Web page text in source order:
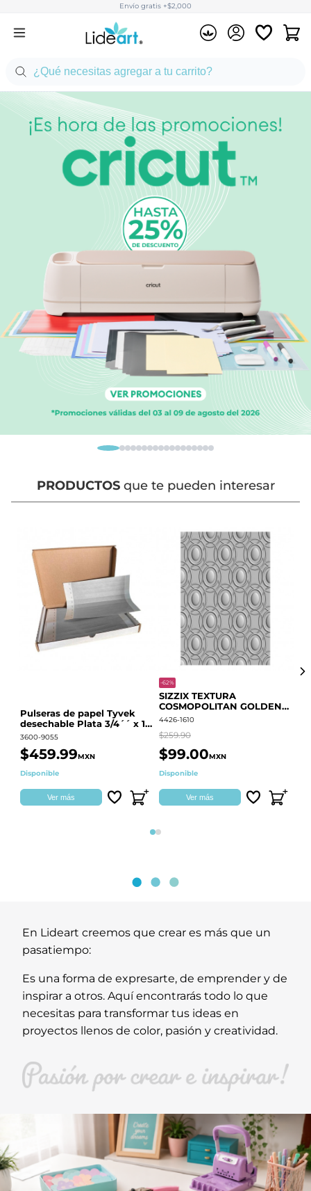
Envío gratis +$2,000
PRODUCTOSque te pueden interesar
Pulseras de papel Tyvek
desechable Plata 3/4´´ x 10
´´
3600-9055
$459.99MXN
Disponible
Ver más
-62%
SIZZIX TEXTURA
COSMOPOLITAN GOLDEN
RINGS S.PARK 666700
4426-1610
$259.90
$99.00MXN
Disponible
Ver más
Página 1
Página 2
En Lideart creemos que crear es más que un
pasatiempo:
Es una forma de expresarte, de emprender y de
inspirar a otros. Aquí encontrarás todo lo que
necesitas para transformar tus ideas en
proyectos llenos de color, pasión y creatividad.